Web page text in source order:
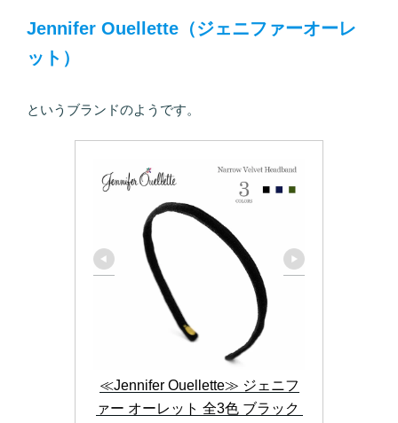
Jennifer Ouellette（ジェニファーオーレ
ット）
というブランドのようです。
≪Jennifer Ouellette≫ ジェニフ
ァー オーレット 全3色 ブラック